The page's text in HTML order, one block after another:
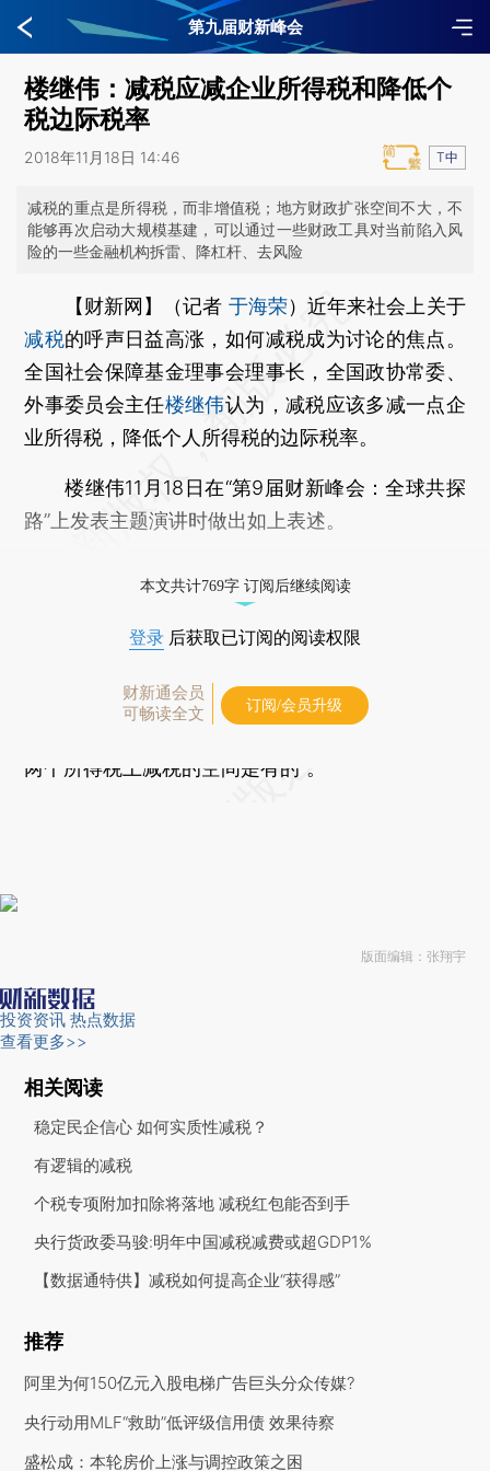
第九届财新峰会
楼继伟：减税应减企业所得税和降低个
税边际税率
2018年11月18日 14:46 T中
减税的重点是所得税，而非增值税；地方财政扩张空间不大，不
能够再次启动大规模基建，可以通过一些财政工具对当前陷入风
险的一些金融机构拆雷、降杠杆、去风险
【财新网】（记者 于海荣） 近年来社会上关于
减税的呼声日益高涨，如何减税成为讨论的焦点。
全国社会保障基金理事会理事长，全国政协常委、
外事委员会主任楼继伟认为，减税应该多减一点企
业所得税，降低个人所得税的边际税率。
楼继伟11月18日在“第9届财新峰会：全球共探
路”上发表主题演讲时做出如上表述。
同。他称，北欧国家福利较好，财政收支占GDP比
重达到40%，但实现了可持续。其做法是增值税税
较低，这样企业仍然很有竞争力，因为增值税其实
两个所得税上减税的空间是有的”。
本文共计769字 订阅后继续阅读
登录 后获取已订阅的阅读权限
财新通会员
可畅读全文
订阅/会员升级
版面编辑：张翔宇
投资资讯 热点数据
查看更多>>
相关阅读
稳定民企信心 如何实质性减税？
有逻辑的减税
个税专项附加扣除将落地 减税红包能否到手
央行货政委马骏:明年中国减税减费或超GDP1%
【数据通特供】减税如何提高企业“获得感”
推荐
阿里为何150亿元入股电梯广告巨头分众传媒?
央行动用MLF“救助”低评级信用债 效果待察
盛松成：本轮房价上涨与调控政策之困